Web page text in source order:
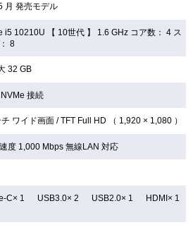
月 発売モデル
i5 10210U 【 10世代 】 1.6 GHz コア数： 4 ス
8
32 GB
NVMe 接続
ワイド画面 /TFT Full HD （ 1,920 × 1,080 ）
度 1,000 Mbps 無線LAN対応
C× 1 USB3.0× 2 USB2.0× 1 HDMI× 1